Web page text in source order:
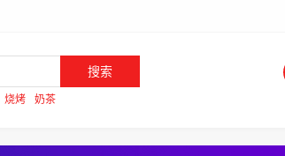
搜索
烧烤 奶茶